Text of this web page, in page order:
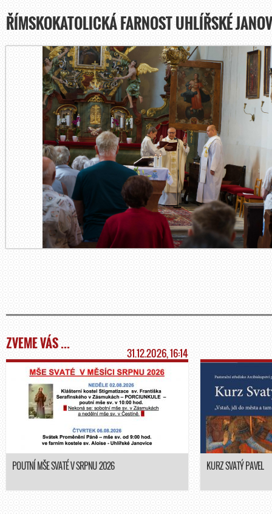
ŘÍMSKOKATOLICKÁ FARNOST UHLÍŘSKÉ
ZVEME VÁS ...
31.12.2026, 16:14
POUTNÍ MŠE SVATÉ V SRPNU 2026 KURZ SVATÝ PAVEL